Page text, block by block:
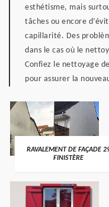
esthétisme, mais
tâches ou encore
capillarité. Des
dans le cas où le
Confiez le nettoyage
pour assurer la
RAVALEMENT DE FAÇADE
FINISTÈRE